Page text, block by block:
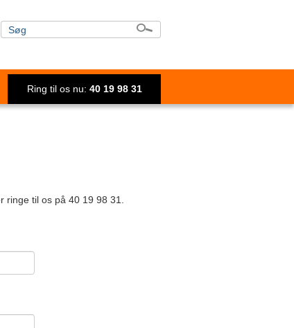
Ring til os nu: 40 19 98 31
til os på 40 19 98 31.